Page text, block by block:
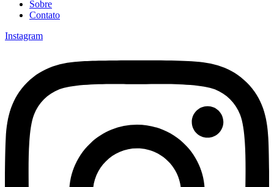
Sobre
Contato
Instagram